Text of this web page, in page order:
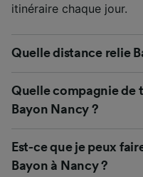
itinéraire chaque jour.
Quelle distance relie
Quelle compagnie de
Bayon Nancy ?
Est-ce que je peux
Bayon à Nancy ?